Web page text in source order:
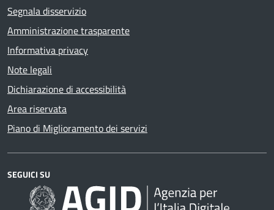
Segnala disservizio
Amministrazione trasparente
Informativa privacy
Note legali
Dichiarazione di accessibilità
Area riservata
Piano di Miglioramento dei servizi
SEGUICI SU